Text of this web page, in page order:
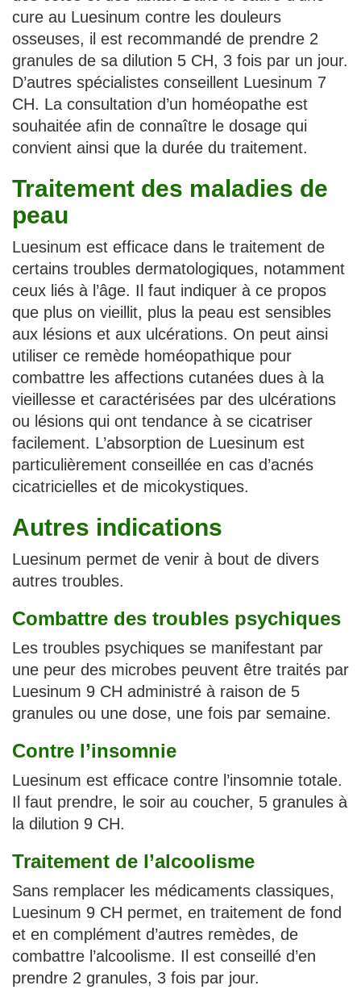
cure au Luesinum contre les douleurs
osseuses, il est recommandé de prendre 2
granules de sa dilution 5 CH, 3 fois par un jour.
D’autres spécialistes conseillent Luesinum 7
CH. La consultation d’un homéopathe est
souhaitée afin de connaître le dosage qui
convient ainsi que la durée du traitement.
Traitement des maladies de
peau
Luesinum est efficace dans le traitement de
certains troubles dermatologiques, notamment
ceux liés à l’âge. Il faut indiquer à ce propos
que plus on vieillit, plus la peau est sensibles
aux lésions et aux ulcérations. On peut ainsi
utiliser ce remède homéopathique pour
combattre les affections cutanées dues à la
vieillesse et caractérisées par des ulcérations
ou lésions qui ont tendance à se cicatriser
facilement. L’absorption de Luesinum est
particulièrement conseillée en cas d’acnés
cicatricielles et de micokystiques.
Autres indications
Luesinum permet de venir à bout de divers
autres troubles.
Combattre des troubles psychiques
Les troubles psychiques se manifestant par
une peur des microbes peuvent être traités par
Luesinum 9 CH administré à raison de 5
granules ou une dose, une fois par semaine.
Contre l’insomnie
Luesinum est efficace contre l’insomnie totale.
Il faut prendre, le soir au coucher, 5 granules à
la dilution 9 CH.
Traitement de l’alcoolisme
Sans remplacer les médicaments classiques,
Luesinum 9 CH permet, en traitement de fond
et en complément d’autres remèdes, de
combattre l’alcoolisme. Il est conseillé d’en
prendre 2 granules, 3 fois par jour.